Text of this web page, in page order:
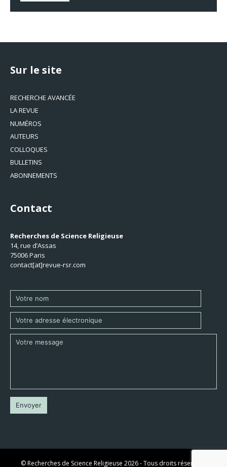
Sur le site
RECHERCHE AVANCÉE
LA REVUE
NUMÉROS
AUTEURS
COLLOQUES
BULLETINS
ABONNEMENTS
Contact
Recherches de Science Religieuse
14, rue d’Assas
75006 Paris
contact[at]revue-rsr.com
© Recherches de Science Religieuse 2026 - Tous droits réservés -